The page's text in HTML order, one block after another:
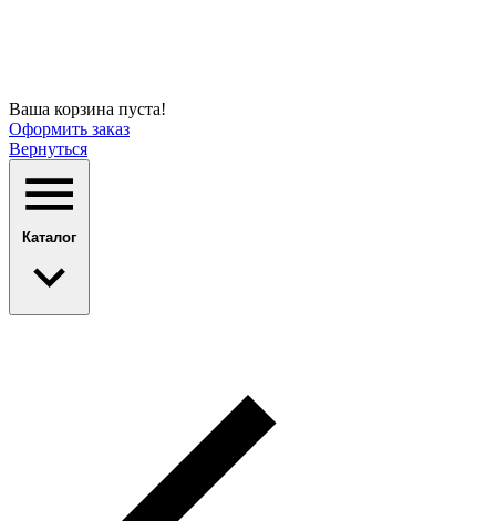
Ваша корзина пуста!
Оформить заказ
Вернуться
Каталог